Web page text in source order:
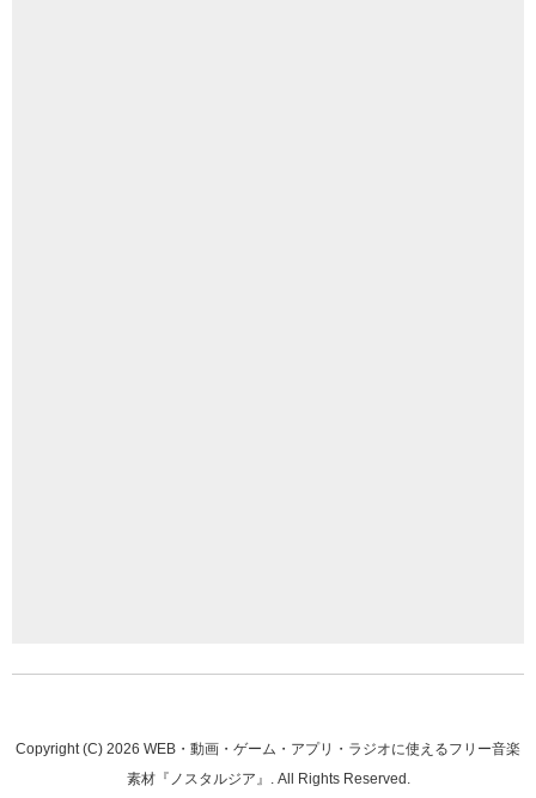
Copyright (C) 2026 WEB・動画・ゲーム・アプリ・ラジオに使えるフリー音楽
素材『ノスタルジア』 . All Rights Reserved.